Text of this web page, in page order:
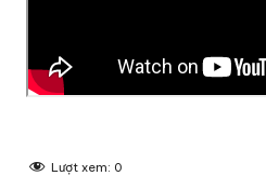
Lượt xem: 0